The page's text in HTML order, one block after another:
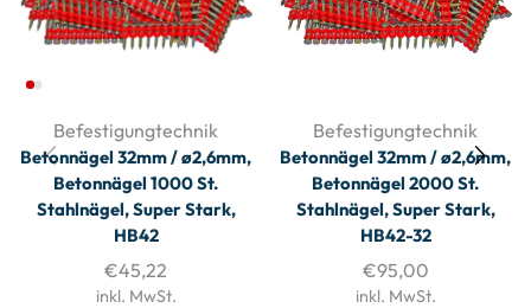
Befestigungtechnik
Betonnägel 32mm / ø2,6mm,
Betonnägel 1000 St.
Stahlnägel, Super Stark,
HB42
€45,22
inkl. MwSt.
Befestigungtechnik
Betonnägel 32mm / ø2,6mm,
Betonnägel 2000 St.
Stahlnägel, Super Stark,
HB42-32
€95,00
inkl. MwSt.